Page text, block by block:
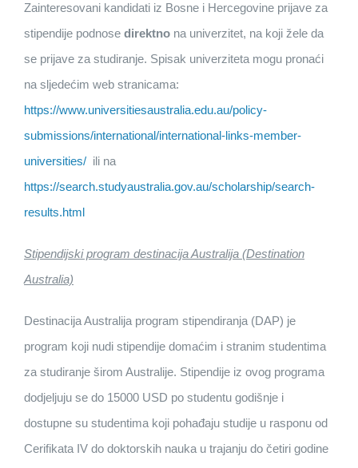
Zainteresovani kandidati iz Bosne i Hercegovine prijave za
stipendije podnose direktno na univerzitet, na koji žele da
se prijave za studiranje. Spisak univerziteta mogu pronaći
na sljedećim web stranicama:
https://www.universitiesaustralia.edu.au/policy-
submissions/international/international-links-member-
universities/ ili na
https://search.studyaustralia.gov.au/scholarship/search-
results.html
Stipendijski program destinacija Australija (Destination
Australia)
Destinacija Australija program stipendiranja (DAP) je
program koji nudi stipendije domaćim i stranim studentima
za studiranje širom Australije. Stipendije iz ovog programa
dodjeljuju se do 15000 USD po studentu godišnje i
dostupne su studentima koji pohađaju studije u rasponu od
Cerifikata IV do doktorskih nauka u trajanju do četiri godine